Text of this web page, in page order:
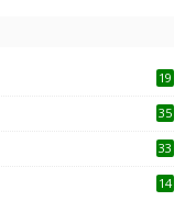
19
35
33
14